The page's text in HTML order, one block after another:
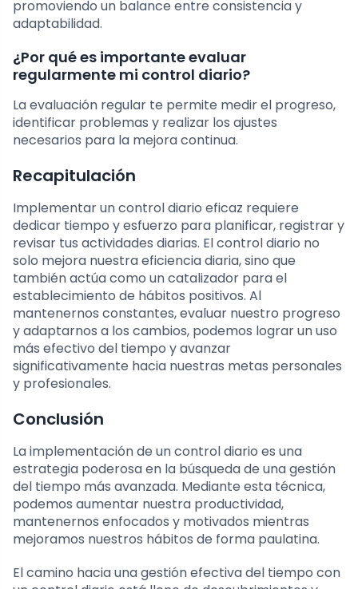
promoviendo un balance entre consistencia y
adaptabilidad.
¿Por qué es importante evaluar
regularmente mi control diario?
La evaluación regular te permite medir el progreso,
identificar problemas y realizar los ajustes
necesarios para la mejora continua.
Recapitulación
Implementar un control diario eficaz requiere
dedicar tiempo y esfuerzo para planificar, registrar y
revisar tus actividades diarias. El control diario no
solo mejora nuestra eficiencia diaria, sino que
también actúa como un catalizador para el
establecimiento de hábitos positivos. Al
mantenernos constantes, evaluar nuestro progreso
y adaptarnos a los cambios, podemos lograr un uso
más efectivo del tiempo y avanzar
significativamente hacia nuestras metas personales
y profesionales.
Conclusión
La implementación de un control diario es una
estrategia poderosa en la búsqueda de una gestión
del tiempo más avanzada. Mediante esta técnica,
podemos aumentar nuestra productividad,
mantenernos enfocados y motivados mientras
mejoramos nuestros hábitos de forma paulatina.
El camino hacia una gestión efectiva del tiempo con